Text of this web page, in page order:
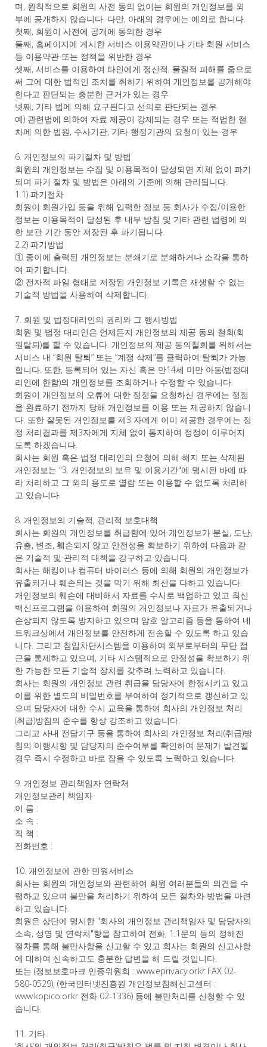
며, 원칙적으로 회원의 사전 동의 없이는 회원의 개인정보를 외
부에 공개하지 않습니다. 다만, 아래의 경우에는 예외로 합니다.
첫째, 회원이 사전에 공개에 동의한 경우
둘째, 홈페이지에 게시한 서비스 이용약관이나 기타 회원 서비스
등 이용약관 또는 정책을 위반한 경우
셋째, 서비스를 이용하여 타인에게 정신적, 물질적 피해를 줌으로
써 그에 대한 법적인 조치를 취하기 위하여 개인정보를 공개해야
한다고 판단되는 충분한 근거가 있는 경우
넷째, 기타 법에 의해 요구된다고 선의로 판단되는 경우
예) 관련법에 의하여 자료 제공이 강제되는 경우 또는 적법한 절
차에 의한 법원, 수사기관, 기타 행정기관의 요청이 있는 경우
6. 개인정보의 파기절차 및 방법
회원의 개인정보는 수집 및 이용목적이 달성되면 지체 없이 파기
되며 파기 절차 및 방법은 아래의 기준에 의해 관리됩니다.
1.1) 파기절차
회원이 회원가입 등을 위해 입력한 정보 등 회사가 수집/이용한
정보는 이용목적이 달성된 후 내부 방침 및 기타 관련 법령에 의
한 보관 기간 동안 저장된 후 파기됩니다.
2.2) 파기방법
① 종이에 출력된 개인정보는 분쇄기로 분쇄하거나 소각을 통하
여 파기합니다.
② 전자적 파일 형태로 저장된 개인정보 기록은 재생할 수 없는
기술적 방법을 사용하여 삭제합니다.
7. 회원 및 법정대리인의 권리와 그 행사방법
회원 및 법정 대리인은 언제든지 개인정보의 제공 동의 철회(회
원탈퇴)를 할 수 있습니다. 개인정보의 제공 동의철회를 위해서는
서비스 내 “회원 탈퇴” 또는 “계정 삭제”를 클릭하여 탈퇴가 가능
합니다. 또한, 등록되어 있는 자신 혹은 만14세 미만 아동(법정대
리인에 한함)의 개인정보를 조회하거나 수정할 수 있습니다.
회원이 개인정보의 오류에 대한 정정을 요청하신 경우에는 정정
을 완료하기 전까지 당해 개인정보를 이용 또는 제공하지 않습니
다. 또한 잘못된 개인정보를 제3 자에게 이미 제공한 경우에는 정
정 처리결과를 제3자에게 지체 없이 통지하여 정정이 이루어지
도록 하겠습니다.
회사는 회원 혹은 법정 대리인의 요청에 의해 해지 또는 삭제된
개인정보는 "3. 개인정보의 보유 및 이용기간"에 명시된 바에 따
라 처리하고 그 외의 용도로 열람 또는 이용할 수 없도록 처리하
고 있습니다.
8. 개인정보의 기술적, 관리적 보호대책
회사는 회원의 개인정보를 취급함에 있어 개인정보가 분실, 도난,
유출, 변조, 훼손되지 않고 안전성을 확보하기 위하여 다음과 같
은 기술적 및 관리적 대책을 강구하고 있습니다.
회사는 해킹이나 컴퓨터 바이러스 등에 의해 회원의 개인정보가
유출되거나 훼손되는 것을 막기 위해 최선을 다하고 있습니다.
개인정보의 훼손에 대비해서 자료를 수시로 백업하고 있고 최신
백신프로그램을 이용하여 회원의 개인정보나 자료가 유출되거나
손상되지 않도록 방지하고 있으며 암호 알고리즘 등을 통하여 네
트워크상에서 개인정보를 안전하게 전송할 수 있도록 하고 있습
니다. 그리고 침입차단시스템을 이용하여 외부로부터의 무단 접
근을 통제하고 있으며, 기타 시스템적으로 안정성을 확보하기 위
한 가능한 모든 기술적 장치를 갖추려 노력하고 있습니다.
회사는 회원의 개인정보 관련 취급을 담당자에 한정시키고 있고
이를 위한 별도의 비밀번호를 부여하여 정기적으로 갱신하고 있
으며 담당자에 대한 수시 교육을 통하여 회사의 개인정보 처리
(취급)방침의 준수를 항상 강조하고 있습니다.
그리고 사내 전담기구 등을 통하여 회사의 개인정보 처리(취급)방
침의 이행사항 및 담당자의 준수여부를 확인하여 문제가 발견될
경우 즉시 수정하고 바로 잡을 수 있도록 노력하고 있습니다.
9. 개인정보 관리책임자 연락처
개인정보관리 책임자
이 름 :
소 속 :
직 책 :
전화번호 :
10. 개인정보에 관한 민원서비스
회사는 회원의 개인정보와 관련하여 회원 여러분들의 의견을 수
렴하고 있으며 불만을 처리하기 위하여 모든 절차와 방법을 마련
하고 있습니다.
회원은 상단에 명시한 "회사의 개인정보 관리책임자 및 담당자의
소속, 성명 및 연락처"항을 참고하여 전화, 1:1문의 등의 정해진
절차를 통해 불만사항을 신고할 수 있고 회사는 회원의 신고사항
에 대하여 신속하고도 충분한 답변을 해 드릴 것입니다.
또는 (정보보호마크 인증위원회 : www.eprivacy.or.kr FAX 02-
580-0529), (한국인터넷진흥원 개인정보침해신고센터 :
www.kopico.or.kr 전화 02-1336) 등에 불만처리를 신청할 수 있
습니다.
11. 기타